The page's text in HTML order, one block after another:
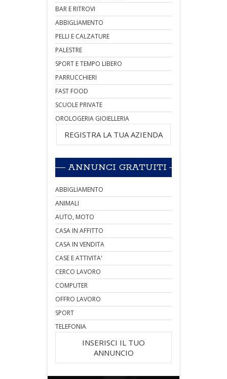
BAR E RITROVI
ABBIGLIAMENTO
PELLI E CALZATURE
PALESTRE
SPORT E TEMPO LIBERO
PARRUCCHIERI
FAST FOOD
SCUOLE PRIVATE
OROLOGERIA GIOIELLERIA
REGISTRA LA TUA AZIENDA
ANNUNCI GRATUITI
ABBIGLIAMENTO
ANIMALI
AUTO, MOTO
CASA IN AFFITTO
CASA IN VENDITA
CASE E ATTIVITA'
CERCO LAVORO
COMPUTER
OFFRO LAVORO
SPORT
TELEFONIA
INSERISCI IL TUO
ANNUNCIO